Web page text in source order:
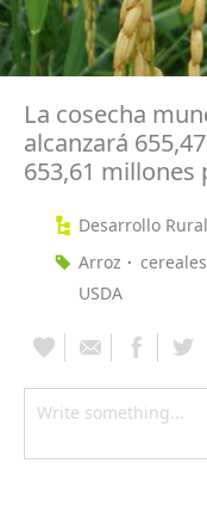
La cosecha
alcanzará
653,61 millones
Desarrollo Rural
Arroz
cereales
USDA